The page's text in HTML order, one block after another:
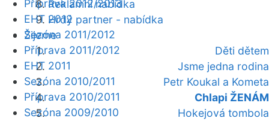
Reklamní nabídka
Hrdý partner - nabídka
Žijeme
Děti dětem
Jsme jedna rodina
Petr Koukal a Kometa
Chlapi ŽENÁM
Hokejová tombola
Příprava 2012/2013
EHT 2012
Sezóna 2011/2012
Příprava 2011/2012
EHT 2011
Sezóna 2010/2011
Příprava 2010/2011
Sezóna 2009/2010